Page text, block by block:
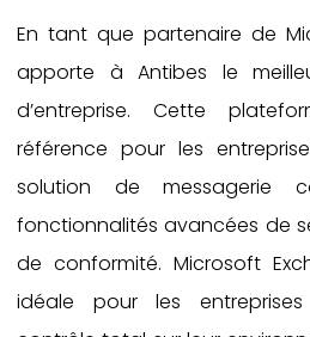
En tant que partenaire de
apporte à Antibes le
d’entreprise. Cette
référence pour les
solution de messagerie
fonctionnalités avancées de
de conformité. Microsoft
idéale pour les